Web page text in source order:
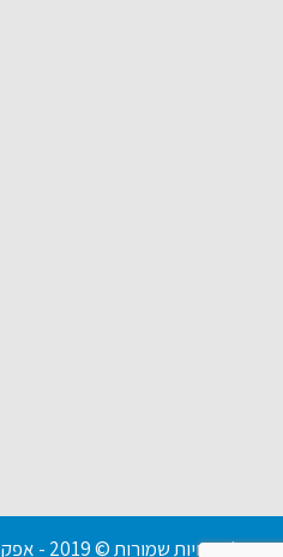
כל הזכויות שמורות © 2019 - אפק